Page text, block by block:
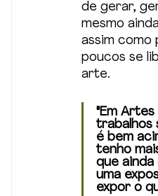
de gerar,
mesmo
assim como
poucos se
arte.
"Em
trabalhos
é bem
tenho
que ainda
uma
expor o